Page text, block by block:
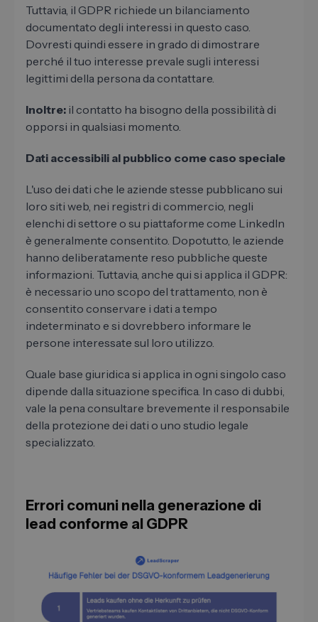
Tuttavia, il GDPR richiede un bilanciamento
documentato degli interessi in questo caso.
Dovresti quindi essere in grado di dimostrare
perché il tuo interesse prevale sugli interessi
legittimi della persona da contattare.
Inoltre: il contatto ha bisogno della possibilità di
opporsi in qualsiasi momento.
Dati accessibili al pubblico come caso speciale
L'uso dei dati che le aziende stesse pubblicano sui
loro siti web, nei registri di commercio, negli
elenchi di settore o su piattaforme come LinkedIn
è generalmente consentito. Dopotutto, le aziende
hanno deliberatamente reso pubbliche queste
informazioni. Tuttavia, anche qui si applica il GDPR:
è necessario uno scopo del trattamento, non è
consentito conservare i dati a tempo
indeterminato e si dovrebbero informare le
persone interessate sul loro utilizzo.
Quale base giuridica si applica in ogni singolo caso
dipende dalla situazione specifica. In caso di dubbi,
vale la pena consultare brevemente il responsabile
della protezione dei dati o uno studio legale
specializzato.
Errori comuni nella generazione di
lead conforme al GDPR